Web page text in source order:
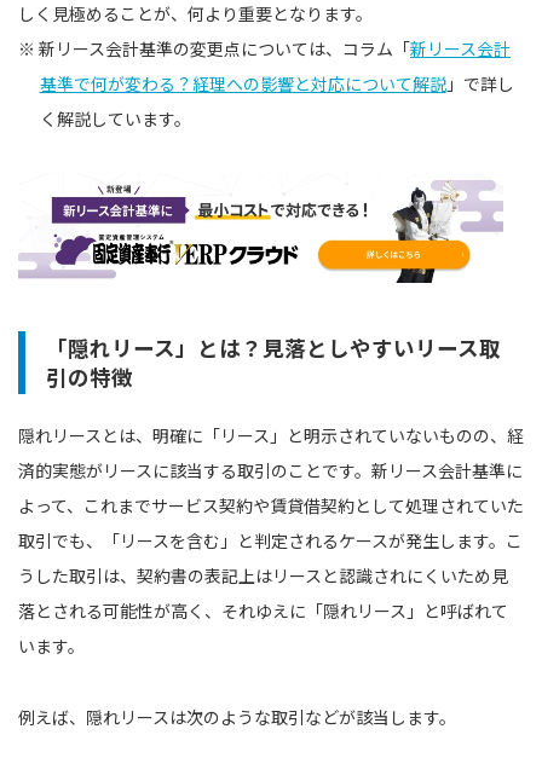
しく見極めることが、何より重要となります。
※ 新リース会計基準の変更点については、コラム「新リース会計
基準で何が変わる？経理への影響と対応について解説」で詳し
く解説しています。
「隠れリース」とは？見落としやすいリース取
引の特徴
隠れリースとは、明確に「リース」と明示されていないものの、経
済的実態がリースに該当する取引のことです。新リース会計基準に
よって、これまでサービス契約や賃貸借契約として処理されていた
取引でも、「リースを含む」と判定されるケースが発生します。こ
うした取引は、契約書の表記上はリースと認識されにくいため見
落とされる可能性が高く、それゆえに「隠れリース」と呼ばれて
います。
例えば、隠れリースは次のような取引などが該当します。